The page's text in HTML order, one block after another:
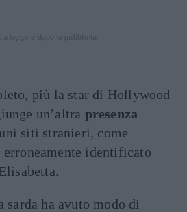
più la star di Hollywood
un’altra presenza
siti stranieri, come
erroneamente identificato
ha avuto modo di